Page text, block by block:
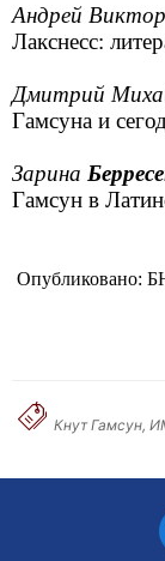
Андрей
Лакснесс:
Дмитрий
Гамсуна и
Зарина
Гамсун в
Опубликовано:
Кнут Гамсун,